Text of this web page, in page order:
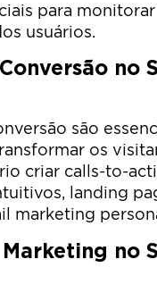
para
usuários.
no
são
os
criar calls-to-
landing
marketing
no